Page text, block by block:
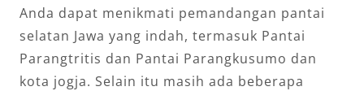
Anda dapat menikmati pemandangan pantai
selatan Jawa yang indah, termasuk Pantai
Parangtritis dan Pantai Parangkusumo dan
kota jogja. Selain itu masih ada beberapa